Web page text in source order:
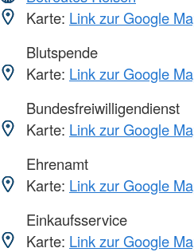
Karte: Link zur Google
Blutspende
Karte: Link zur Google
Bundesfreiwilligendienst
Karte: Link zur Google
Ehrenamt
Karte: Link zur Google
Einkaufsservice
Karte: Link zur Google